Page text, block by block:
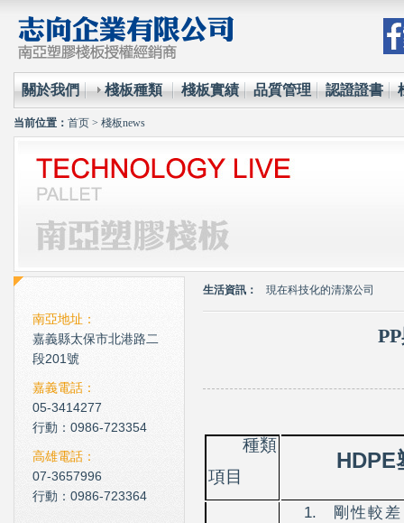
關於我們 棧板種類 棧板實績 品質管理 認證證書
当前位置： 首页 > 棧板news
南亞地址：
嘉義縣太保市北港路二
段201號
嘉義電話：
05-3414277
行動：0986-723354
高雄電話：
07-3657996
行動：0986-723364
生活資訊： 現在科技化的清潔公司
心肌梗塞拍打手肘傳言是假
雲南臘肉的醃製介紹
種類
項目
HDPE
1.
剛性較